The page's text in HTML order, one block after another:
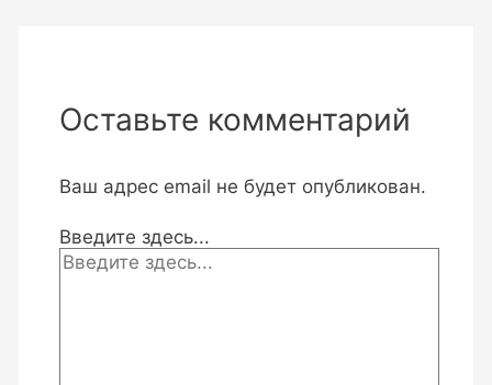
Оставьте комментарий
Ваш адрес email не будет опубликован.
Введите здесь...